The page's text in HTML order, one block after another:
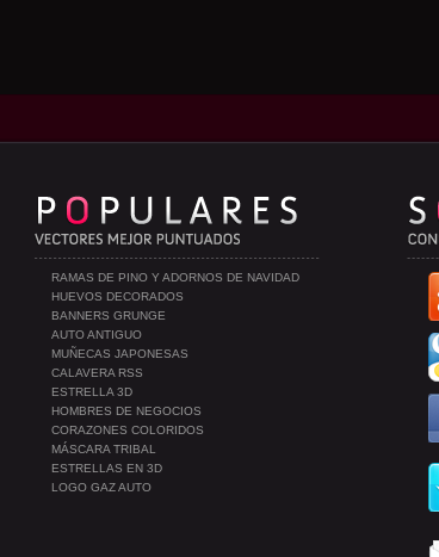
RAMAS DE PINO Y ADORNOS DE NAVIDAD
HUEVOS DECORADOS
BANNERS GRUNGE
AUTO ANTIGUO
MUÑECAS JAPONESAS
CALAVERA RSS
ESTRELLA 3D
HOMBRES DE NEGOCIOS
CORAZONES COLORIDOS
MÁSCARA TRIBAL
ESTRELLAS EN 3D
LOGO GAZ AUTO